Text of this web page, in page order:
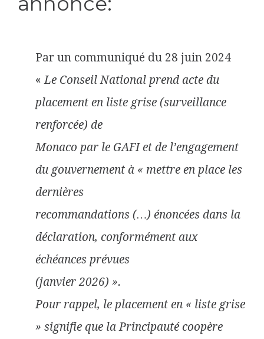
Par un communiqué du 28 juin 2024
«Le Conseil National prend acte du
placement en liste grise (surveillance
renforcée) de
Monaco par le GAFI et de l’engagement
du gouvernement à « mettre en place les
dernières
recommandations (…) énoncées dans la
déclaration, conformément aux
échéances prévues
(janvier 2026) ».
Pour rappel, le placement en « liste grise
» signifie que la Principauté coopère